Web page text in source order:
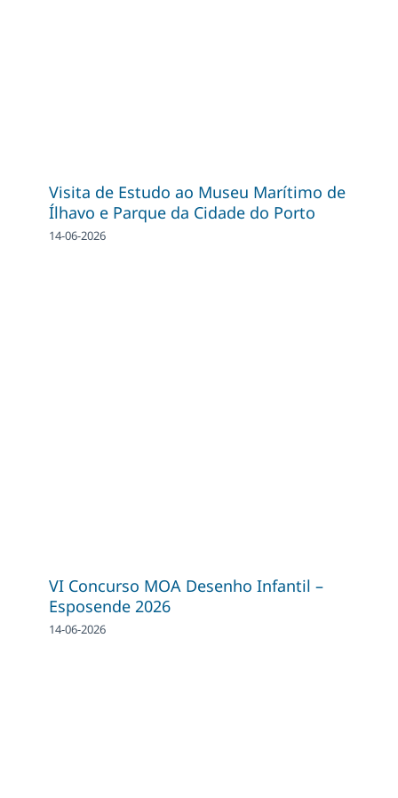
Visita de Estudo ao Museu Marítimo de
Ílhavo e Parque da Cidade do Porto
14-06-2026
VI Concurso MOA Desenho Infantil –
Esposende 2026
14-06-2026